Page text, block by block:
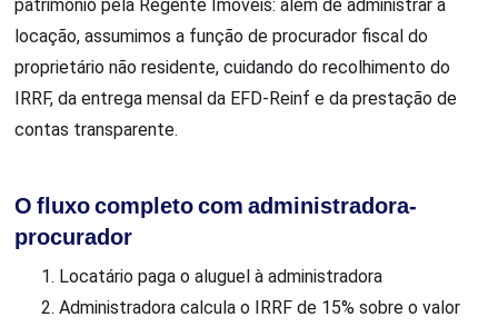
patrimônio pela Regente Imóveis: além de administrar a
locação, assumimos a função de procurador fiscal do
proprietário não residente, cuidando do recolhimento do
IRRF, da entrega mensal da EFD-Reinf e da prestação de
contas transparente.
O fluxo completo com administradora-
procurador
Locatário paga o aluguel à administradora
Administradora calcula o IRRF de 15% sobre o valor